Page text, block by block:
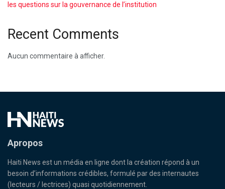
les questions sur la gouvernance de l’institution
Recent Comments
Aucun commentaire à afficher.
Apropos
Haiti News est un média en ligne dont la création répond à un
besoin d’informations crédibles, formulé par des internautes
(lecteurs / lectrices) quasi quotidiennement.